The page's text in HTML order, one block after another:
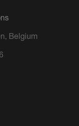
Belgium